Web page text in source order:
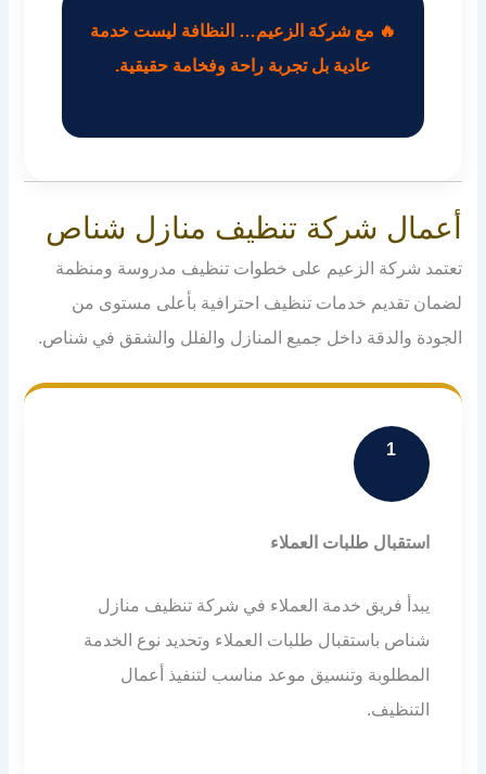
🔥 مع شركة الزعيم… النظافة ليست خدمة
عادية بل تجربة راحة وفخامة حقيقية.
أعمال شركة تنظيف منازل شناص
تعتمد شركة الزعيم على خطوات تنظيف مدروسة ومنظمة
لضمان تقديم خدمات تنظيف احترافية بأعلى مستوى من
الجودة والدقة داخل جميع المنازل والفلل والشقق في شناص.
استقبال طلبات العملاء
يبدأ فريق خدمة العملاء في شركة تنظيف منازل
شناص باستقبال طلبات العملاء وتحديد نوع الخدمة
المطلوبة وتنسيق موعد مناسب لتنفيذ أعمال
التنظيف.